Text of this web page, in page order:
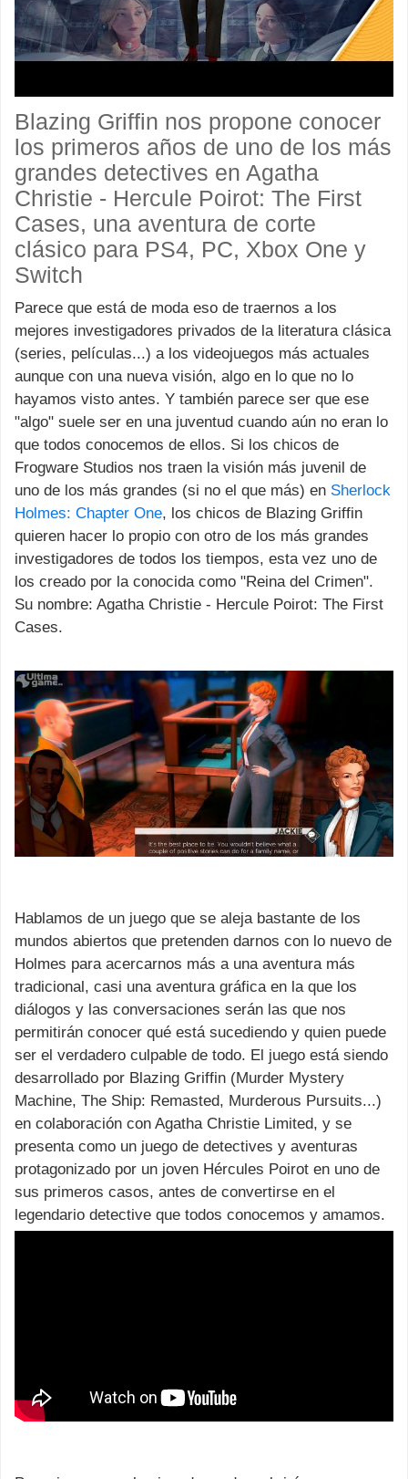
Blazing Griffin nos propone conocer
los primeros años de uno de los más
grandes detectives en Agatha
Christie - Hercule Poirot: The First
Cases, una aventura de corte
clásico para PS4, PC, Xbox One y
Switch
Parece que está de moda eso de traernos a los
mejores investigadores privados de la literatura clásica
(series, películas...) a los videojuegos más actuales
aunque con una nueva visión, algo en lo que no lo
hayamos visto antes. Y también parece ser que ese
"algo" suele ser en una juventud cuando aún no eran lo
que todos conocemos de ellos. Si los chicos de
Frogware Studios nos traen la visión más juvenil de
uno de los más grandes (si no el que más) en Sherlock
Holmes: Chapter One, los chicos de Blazing Griffin
quieren hacer lo propio con otro de los más grandes
investigadores de todos los tiempos, esta vez uno de
los creado por la conocida como "Reina del Crimen".
Su nombre: Agatha Christie - Hercule Poirot: The First
Cases.
Hablamos de un juego que se aleja bastante de los
mundos abiertos que pretenden darnos con lo nuevo de
Holmes para acercarnos más a una aventura más
tradicional, casi una aventura gráfica en la que los
diálogos y las conversaciones serán las que nos
permitirán conocer qué está sucediendo y quien puede
ser el verdadero culpable de todo. El juego está siendo
desarrollado por Blazing Griffin (Murder Mystery
Machine, The Ship: Remasted, Murderous Pursuits...)
en colaboración con Agatha Christie Limited, y se
presenta como un juego de detectives y aventuras
protagonizado por un joven Hércules Poirot en uno de
sus primeros casos, antes de convertirse en el
legendario detective que todos conocemos y amamos.